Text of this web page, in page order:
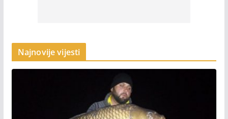
Najnovije vijesti